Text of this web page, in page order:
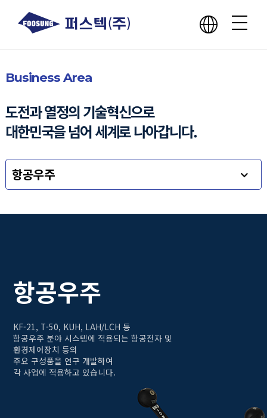
Business Area
도전과 열정의 기술혁신으로
대한민국을 넘어 세계로 나아갑니다.
항공우주
항공우주
KF-21, T-50, KUH, LAH/LCH 등
항공우주 분야 시스템에 적용되는 항공전자 및
환경제어장치 등의
주요 구성품을 연구 개발하여
각 사업에 적용하고 있습니다.
회사소개
사업분야
윤리경영